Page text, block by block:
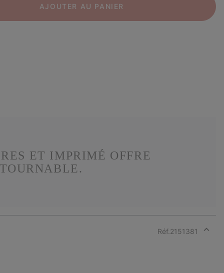
AJOUTER AU PANIER
ET IMPRIMÉ OFFRE
Réf.2151381